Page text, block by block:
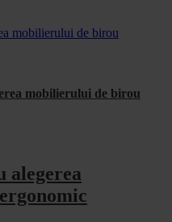
mobilierului de birou
mobilierului de birou
alegerea